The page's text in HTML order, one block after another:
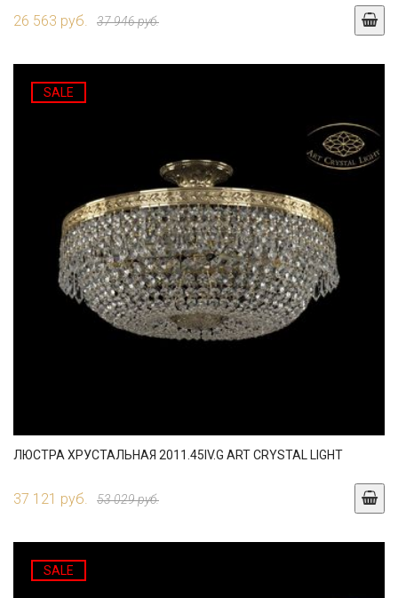
26 563 руб. 37 946 руб.
SALE
ЛЮСТРА ХРУСТАЛЬНАЯ 2011.45IV.G ART CRYSTAL LIGHT
37 121 руб. 53 029 руб.
SALE